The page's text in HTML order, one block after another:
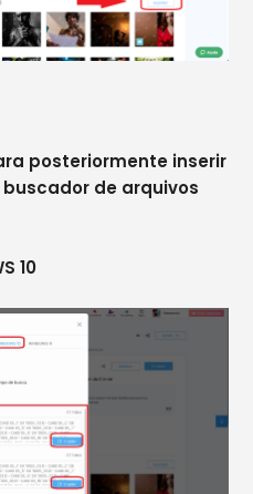
posteriormente inserir
de arquivos
10